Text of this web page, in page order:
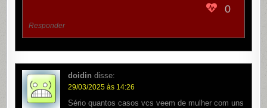
0
Responder
doidin disse:
29/03/2025 às 14:26
Sério quantos casos vcs veem de mulher com uns